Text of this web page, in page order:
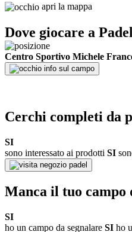
apri la mappa
Dove giocare a
Centro Sportivo Michele
info sul campo
Cerchi completi da
SI
sono interessato ai prodotti SI
negozio padel
Manca il tuo campo
SI
ho un campo da segnalare SI ho